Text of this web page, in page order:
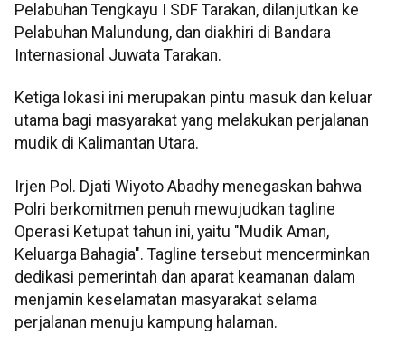
Pelabuhan Tengkayu I SDF Tarakan, dilanjutkan ke
Pelabuhan Malundung, dan diakhiri di Bandara
Internasional Juwata Tarakan.
Ketiga lokasi ini merupakan pintu masuk dan keluar
utama bagi masyarakat yang melakukan perjalanan
mudik di Kalimantan Utara.
Irjen Pol. Djati Wiyoto Abadhy menegaskan bahwa
Polri berkomitmen penuh mewujudkan tagline
Operasi Ketupat tahun ini, yaitu "Mudik Aman,
Keluarga Bahagia". Tagline tersebut mencerminkan
dedikasi pemerintah dan aparat keamanan dalam
menjamin keselamatan masyarakat selama
perjalanan menuju kampung halaman.